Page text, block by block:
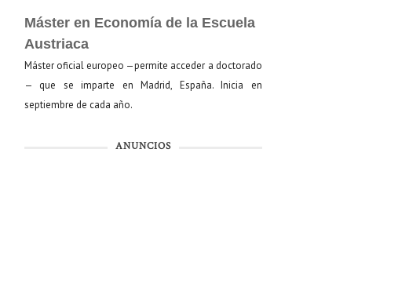
Máster en Economía de la Escuela
Austriaca
Máster oficial europeo —permite acceder a doctorado
— que se imparte en Madrid, España. Inicia en
septiembre de cada año.
ANUNCIOS